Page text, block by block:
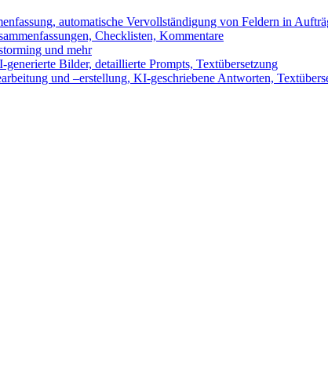
automatische Vervollständigung von Feldern in
Checklisten, Kommentare
und mehr
Bilder, detaillierte Prompts, Textübersetzung
und –erstellung, KI-geschriebene Antworten,